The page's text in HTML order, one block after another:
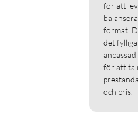
Frekvensåtergivning: 65 Hz–20
Signalbrusförhållande: >80 dB
Batterityp: Litiumjon-polymer
för att
format.
det
för att ta
och pris.